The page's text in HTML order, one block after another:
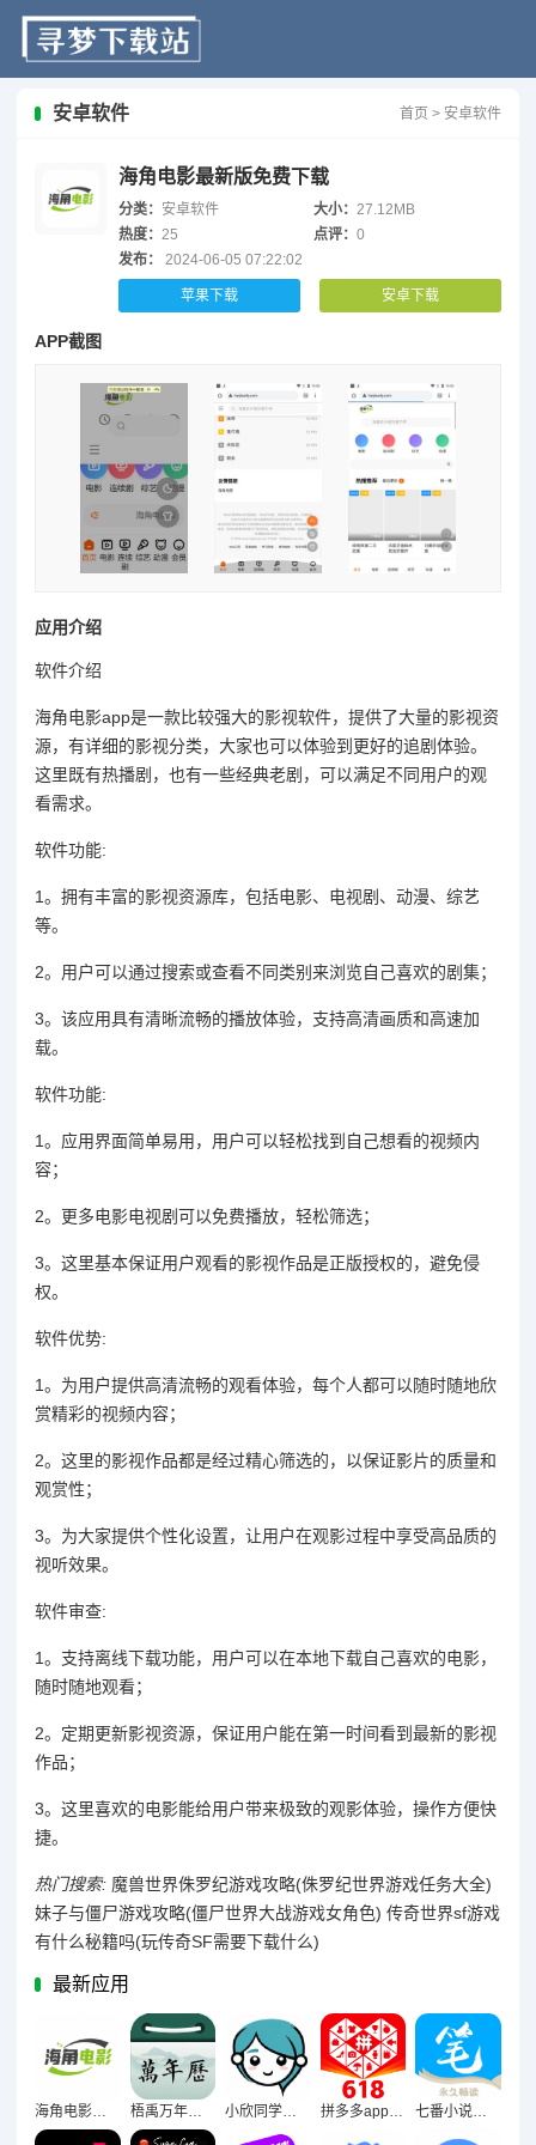
安卓软件 首页 > 安卓软件
海角电影最新版免费下载
分类： 安卓软件 大小：27.12MB
热度： 25 点评：0
发布：
2024-06-05 07:22:02
苹果下载 安卓下载
APP截图
应用介绍
软件介绍
海角电影app是一款比较强大的影视软件，提供了大量的影视资
源，有详细的影视分类，大家也可以体验到更好的追剧体验。
这里既有热播剧，也有一些经典老剧，可以满足不同用户的观
看需求。
软件功能:
1。拥有丰富的影视资源库，包括电影、电视剧、动漫、综艺
等。
2。用户可以通过搜索或查看不同类别来浏览自己喜欢的剧集；
3。该应用具有清晰流畅的播放体验，支持高清画质和高速加
载。
软件功能:
1。应用界面简单易用，用户可以轻松找到自己想看的视频内
容；
2。更多电影电视剧可以免费播放，轻松筛选；
3。这里基本保证用户观看的影视作品是正版授权的，避免侵
权。
软件优势:
1。为用户提供高清流畅的观看体验，每个人都可以随时随地欣
赏精彩的视频内容；
2。这里的影视作品都是经过精心筛选的，以保证影片的质量和
观赏性；
3。为大家提供个性化设置，让用户在观影过程中享受高品质的
视听效果。
软件审查:
1。支持离线下载功能，用户可以在本地下载自己喜欢的电影，
随时随地观看；
2。定期更新影视资源，保证用户能在第一时间看到最新的影视
作品；
3。这里喜欢的电影能给用户带来极致的观影体验，操作方便快
捷。
热门搜索: 魔兽世界侏罗纪游戏攻略(侏罗纪世界游戏任务大全)
妹子与僵尸游戏攻略(僵尸世界大战游戏女角色) 传奇世界sf游戏
有什么秘籍吗(玩传奇SF需要下载什么)
最新应用
海角电影最新版免费下载 梧禹万年历老黄历经典版软件官方下载 小欣同学交友平台官方下载 拼多多app安卓手机版 七番小说软件手机版下载